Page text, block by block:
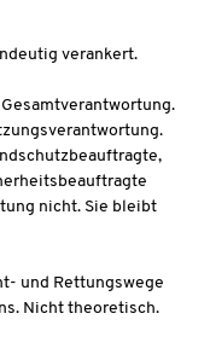
verankert.
nicht. Sie bleibt
und Rettungswege
Nicht theoretisch.